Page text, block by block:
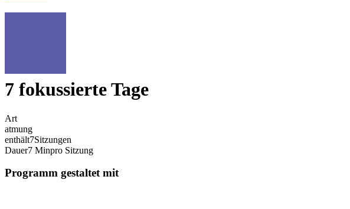
7 fokussierte Tage
Art
atmung
enthält7Sitzungen
Dauer7 Minpro Sitzung
Programm gestaltet mit